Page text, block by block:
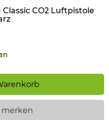
Classic CO2 Luftpistole
merken